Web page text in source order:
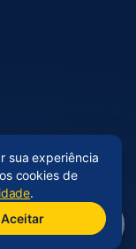
(abre em nova aba)
sua experiência
cookies de
.
Aceitar